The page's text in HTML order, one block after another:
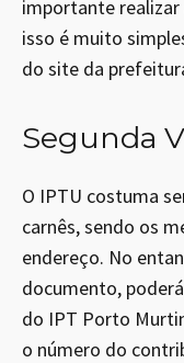
importante realizar
isso é muito
do site da
Segunda
O IPTU costuma
carnês, sendo os
endereço. No
documento,
do IPT Porto
o número do